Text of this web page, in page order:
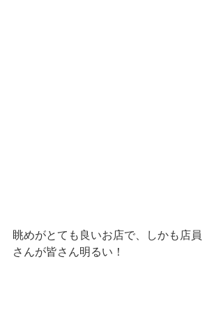
眺めがとても良いお店で、しかも店員
さんが皆さん明るい！